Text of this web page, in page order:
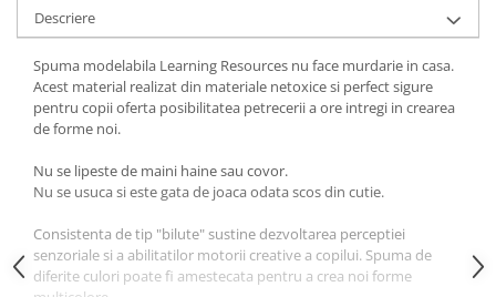
Jucarii de baie
Jucarii dentitie
Jucarii senzoriale
Jucarii motrice pentru bebelusi
Saltele de activitati pentru bebe
Jucarii de sortat
Jucarii muzicale bebelusi
Puzzle bebelusi
Jocuri educative
Descriere
Spuma modelabila Learning Resources nu face murdarie in casa.
Acest material realizat din materiale netoxice si perfect sigure
pentru copii oferta posibilitatea petrecerii a ore intregi in crearea
de forme noi.
Nu se lipeste de maini haine sau covor.
Nu se usuca si este gata de joaca odata scos din cutie.
Consistenta de tip "bilute" sustine dezvoltarea perceptiei
senzoriale si a abilitatilor motorii creative a copilui. Spuma de
diferite culori poate fi amestecata pentru a crea noi forme